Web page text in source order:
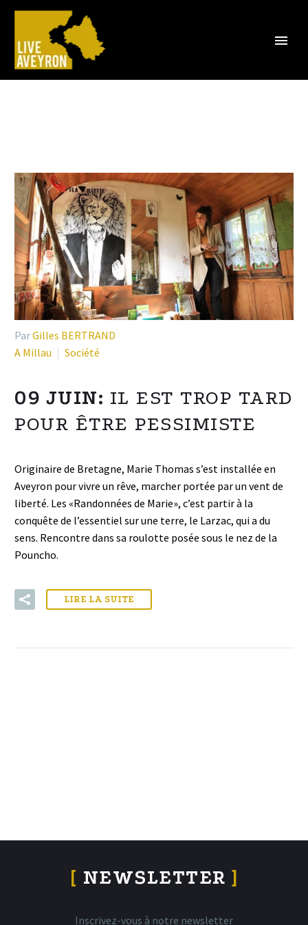
ParGilles BERTRAND
A Millau
Société
09 JUIN: IL EST TROP TARD
POUR ÊTRE PESSIMISTE
Originaire de Bretagne, Marie Thomas s’est installée en
Aveyron pour vivre un rêve, marcher portée par un vent de
liberté. Les «Randonnées de Marie», c’est partir à la
conquête de l’essentiel sur une terre, le Larzac, qui a du
sens. Rencontre dans sa roulotte posée sous le nez de la
Pouncho.
LIRE LA SUITE
[ NEWSLETTER ]
Inscrivez-vous à notre newsletter